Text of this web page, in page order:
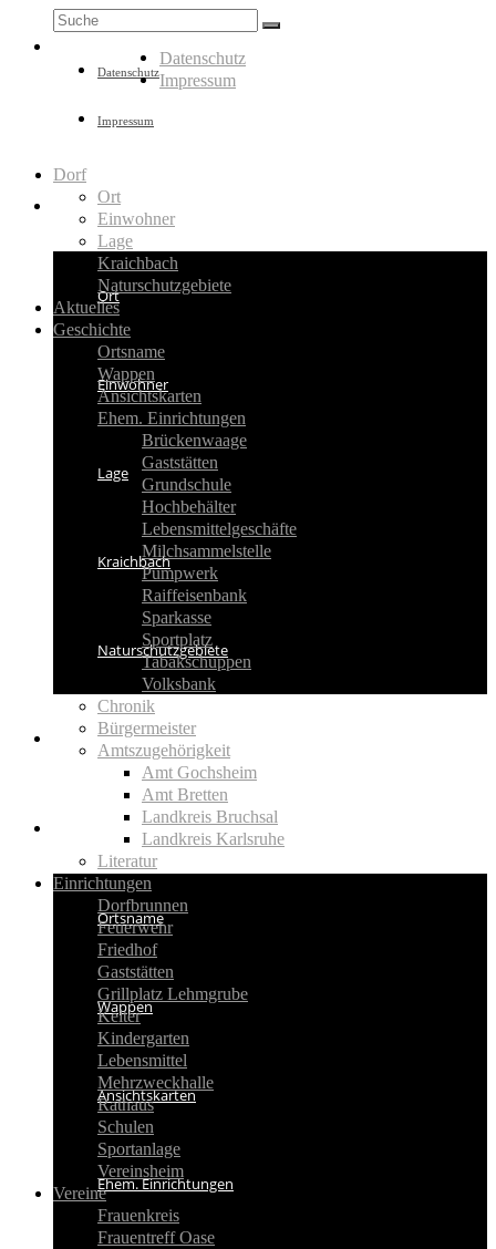
Suche
Datenschutz
Impressum
Datenschutz
Impressum
Dorf
Ort
Einwohner
Lage
Kraichbach
Naturschutzgebiete
Aktuelles
Geschichte
Ortsname
Wappen
Ansichtskarten
Ehem. Einrichtungen
Dorf
Ort
Einwohner
Lage
Kraichbach
Naturschutzgebiete
Aktuelles
Geschichte
Ortsname
Wappen
Ansichtskarten
Ehem. Einrichtungen
Brückenwaage
Gaststätten
Grundschule
Hochbehälter
Lebensmittelgeschäfte
Milchsammelstelle
Pumpwerk
Raiffeisenbank
Sparkasse
Sportplatz
Tabakschuppen
Volksbank
Chronik
Bürgermeister
Amtszugehörigkeit
Amt Gochsheim
Amt Bretten
Landkreis Bruchsal
Landkreis Karlsruhe
Literatur
Einrichtungen
Dorfbrunnen
Feuerwehr
Friedhof
Gaststätten
Grillplatz Lehmgrube
Kelter
Kindergarten
Lebensmittel
Mehrzweckhalle
Rathaus
Schulen
Sportanlage
Vereinsheim
Vereine
Frauenkreis
Frauentreff Oase